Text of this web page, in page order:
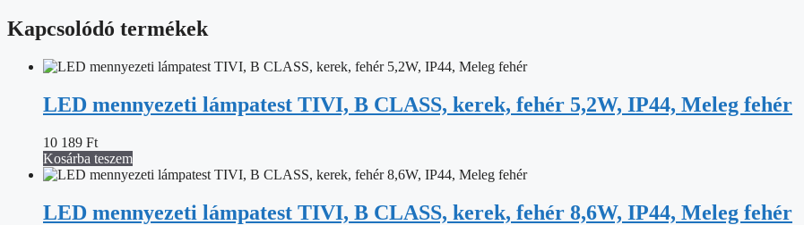
Kapcsolódó termékek
LED mennyezeti lámpatest TIVI, B CLASS, kerek, fehér 5,2W, IP44, Meleg fehér
10 189 Ft
Kosárba teszem
LED mennyezeti lámpatest TIVI, B CLASS, kerek, fehér 8,6W, IP44, Meleg fehér